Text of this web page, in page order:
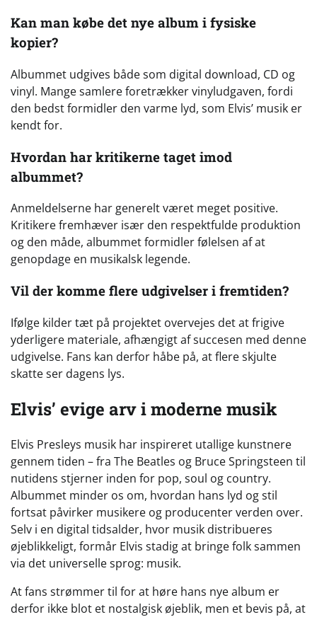
Kan man købe det nye album i fysiske
kopier?
Albummet udgives både som digital download, CD og
vinyl. Mange samlere foretrækker vinyludgaven, fordi
den bedst formidler den varme lyd, som Elvis’ musik er
kendt for.
Hvordan har kritikerne taget imod
albummet?
Anmeldelserne har generelt været meget positive.
Kritikere fremhæver især den respektfulde produktion
og den måde, albummet formidler følelsen af at
genopdage en musikalsk legende.
Vil der komme flere udgivelser i fremtiden?
Ifølge kilder tæt på projektet overvejes det at frigive
yderligere materiale, afhængigt af succesen med denne
udgivelse. Fans kan derfor håbe på, at flere skjulte
skatte ser dagens lys.
Elvis’ evige arv i moderne musik
Elvis Presleys musik har inspireret utallige kunstnere
gennem tiden – fra The Beatles og Bruce Springsteen til
nutidens stjerner inden for pop, soul og country.
Albummet minder os om, hvordan hans lyd og stil
fortsat påvirker musikere og producenter verden over.
Selv i en digital tidsalder, hvor musik distribueres
øjeblikkeligt, formår Elvis stadig at bringe folk sammen
via det universelle sprog: musik.
At fans strømmer til for at høre hans nye album er
derfor ikke blot et nostalgisk øjeblik, men et bevis på, at